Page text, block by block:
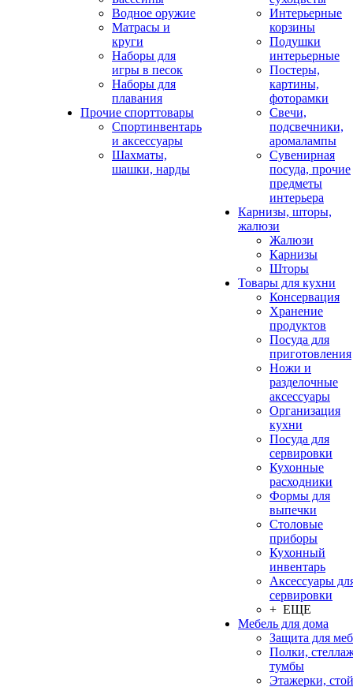
Водное оружие
Матрасы и
круги
Наборы для
игры в песок
Наборы для
плавания
Прочие спорттовары
Спортинвентарь
и аксессуары
Шахматы,
шашки, нарды
Интерьерные
корзины
Подушки
интерьерные
Постеры,
картины,
фоторамки
Свечи,
подсвечники,
аромалампы
Сувенирная
посуда, прочие
предметы
интерьера
Карнизы, шторы,
жалюзи
Жалюзи
Карнизы
Шторы
Товары для кухни
Консервация
Хранение
продуктов
Посуда для
приготовления
Ножи и
разделочные
аксессуары
Организация
кухни
Посуда для
сервировки
Кухонные
расходники
Формы для
выпечки
Столовые
приборы
Кухонный
инвентарь
Аксессуары
сервировки
+ ЕЩЕ
Мебель для дома
Защита для
Полки,
тумбы
Этажерки,